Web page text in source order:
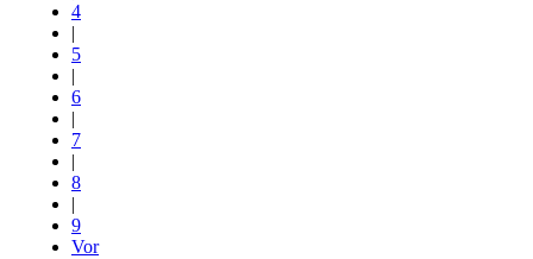
4
|
5
|
6
|
7
|
8
|
9
Vor